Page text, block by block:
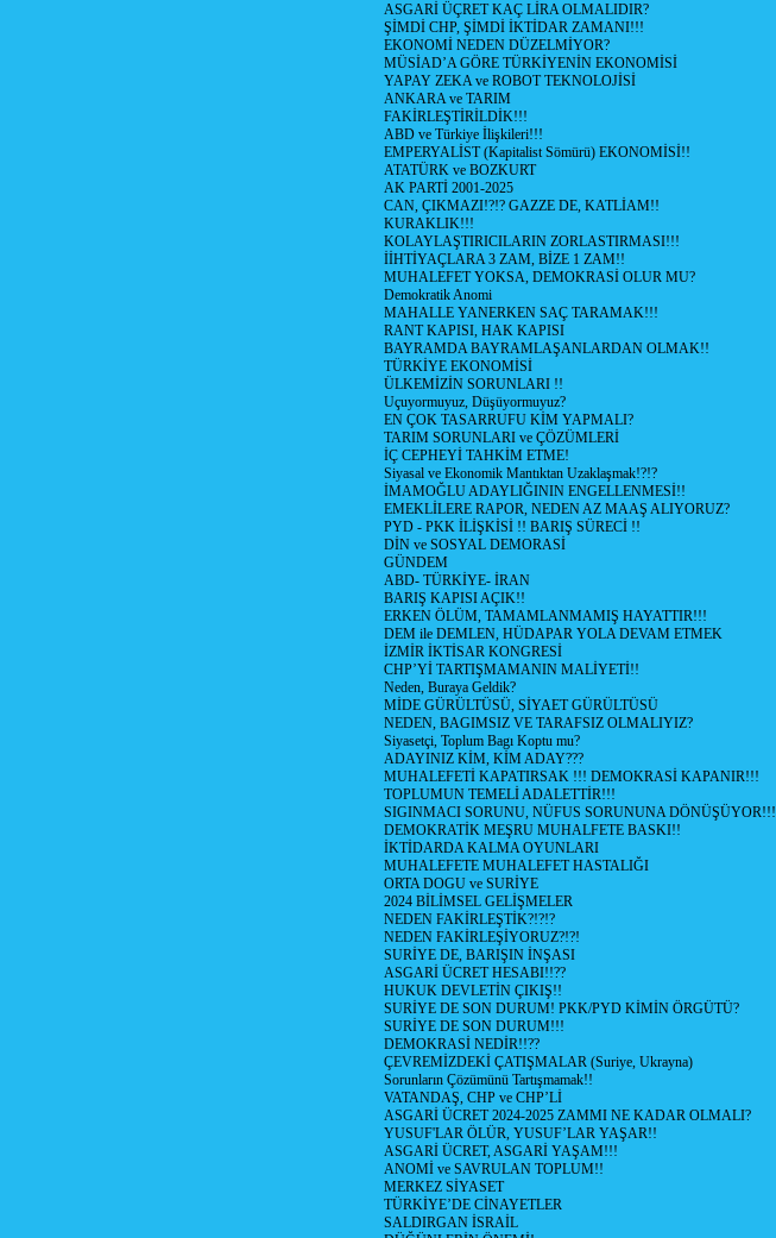
ASGARİ ÜÇRET KAÇ LİRA OLMALIDIR?
ŞİMDİ CHP, ŞİMDİ İKTİDAR ZAMANI!!!
EKONOMİ NEDEN DÜZELMİYOR?
MÜSİAD’A GÖRE TÜRKİYENİN EKONOMİSİ
YAPAY ZEKA ve ROBOT TEKNOLOJİSİ
ANKARA ve TARIM
FAKİRLEŞTİRİLDİK!!!
ABD ve Türkiye İlişkileri!!!
EMPERYALİST (Kapitalist Sömürü) EKONOMİSİ!!
ATATÜRK ve BOZKURT
AK PARTİ 2001-2025
CAN, ÇIKMAZI!?!? GAZZE DE, KATLİAM!!
KURAKLIK!!!
KOLAYLAŞTIRICILARIN ZORLASTIRMASI!!!
İİHTİYAÇLARA 3 ZAM, BİZE 1 ZAM!!
MUHALEFET YOKSA, DEMOKRASİ OLUR MU?
Demokratik Anomi
MAHALLE YANERKEN SAÇ TARAMAK!!!
RANT KAPISI, HAK KAPISI
BAYRAMDA BAYRAMLAŞANLARDAN OLMAK!!
TÜRKİYE EKONOMİSİ
ÜLKEMİZİN SORUNLARI !!
Uçuyormuyuz, Düşüyormuyuz?
EN ÇOK TASARRUFU KİM YAPMALI?
TARIM SORUNLARI ve ÇÖZÜMLERİ
İÇ CEPHEYİ TAHKİM ETME!
Siyasal ve Ekonomik Mantıktan Uzaklaşmak!?!?
İMAMOĞLU ADAYLIĞININ ENGELLENMESİ!!
EMEKLİLERE RAPOR, NEDEN AZ MAAŞ ALIYORUZ?
PYD - PKK İLİŞKİSİ !! BARIŞ SÜRECİ !!
DİN ve SOSYAL DEMORASİ
GÜNDEM
ABD- TÜRKİYE- İRAN
BARIŞ KAPISI AÇIK!!
ERKEN ÖLÜM, TAMAMLANMAMIŞ HAYATTIR!!!
DEM ile DEMLEN, HÜDAPAR YOLA DEVAM ETMEK
İZMİR İKTİSAR KONGRESİ
CHP’Yİ TARTIŞMAMANIN MALİYETİ!!
Neden, Buraya Geldik?
MİDE GÜRÜLTÜSÜ, SİYAET GÜRÜLTÜSÜ
NEDEN, BAGIMSIZ VE TARAFSIZ OLMALIYIZ?
Siyasetçi, Toplum Bagı Koptu mu?
ADAYINIZ KİM, KİM ADAY???
MUHALEFETİ KAPATIRSAK !!! DEMOKRASİ KAPANIR!!!
TOPLUMUN TEMELİ ADALETTİR!!!
SIGINMACI SORUNU, NÜFUS SORUNUNA DÖNÜŞÜYOR!!!
DEMOKRATİK MEŞRU MUHALFETE BASKI!!
İKTİDARDA KALMA OYUNLARI
MUHALEFETE MUHALEFET HASTALIĞI
ORTA DOGU ve SURİYE
2024 BİLİMSEL GELİŞMELER
NEDEN FAKİRLEŞTİK?!?!?
NEDEN FAKİRLEŞİYORUZ?!?!
SURİYE DE, BARIŞIN İNŞASI
ASGARİ ÜCRET HESABI!!??
HUKUK DEVLETİN ÇIKIŞ!!
SURİYE DE SON DURUM! PKK/PYD KİMİN ÖRGÜTÜ?
SURİYE DE SON DURUM!!!
DEMOKRASİ NEDİR!!??
ÇEVREMİZDEKİ ÇATIŞMALAR (Suriye, Ukrayna)
Sorunların Çözümünü Tartışmamak!!
VATANDAŞ, CHP ve CHP’Lİ
ASGARİ ÜCRET 2024-2025 ZAMMI NE KADAR OLMALI?
YUSUF'LAR ÖLÜR, YUSUF’LAR YAŞAR!!
ASGARİ ÜCRET, ASGARİ YAŞAM!!!
ANOMİ ve SAVRULAN TOPLUM!!
MERKEZ SİYASET
TÜRKİYE’DE CİNAYETLER
SALDIRGAN İSRAİL